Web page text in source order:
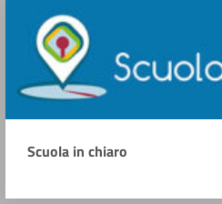
Scuola in chiaro